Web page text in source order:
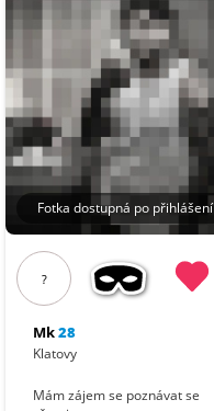
Fotka dostupná po přihlášení
?
Mk28
Klatovy
Mám zájem se poznávat se